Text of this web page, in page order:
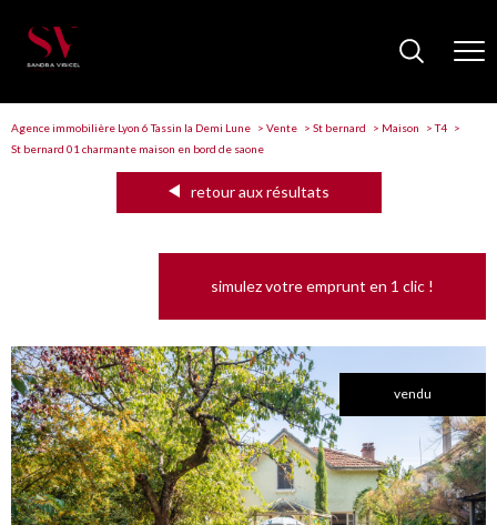
Agence immobilière Lyon 6 Tassin la Demi Lune Vente St bernard Maison
T4
St bernard 01 charmante maison en bord de saone
retour aux résultats
simulez votre emprunt en 1 clic !
vendu